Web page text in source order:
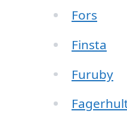
Fors
Finsta
Furuby